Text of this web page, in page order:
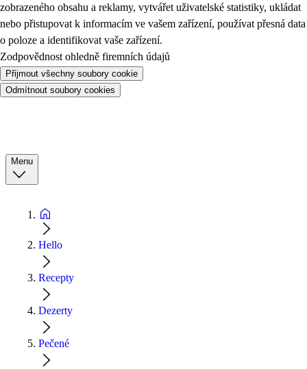
zobrazeného obsahu a reklamy, vytvářet uživatelské statistiky, ukládat
nebo přistupovat k informacím ve vašem zařízení, používat přesná data
o poloze a identifikovat vaše zařízení.
Zodpovědnost ohledně firemních údajů
Přijmout všechny soubory cookie
Odmítnout soubory cookies
Menu
Hello
Recepty
Dezerty
Pečené